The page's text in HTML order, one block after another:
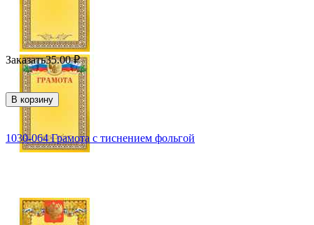
Заказать35.00 ₽
В корзину
1030-064 Грамота с тиснением фольгой